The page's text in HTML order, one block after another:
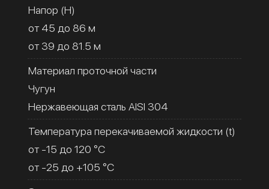
Напор (H)
от 45 до 86 м
от 39 до 81.5 м
Материал проточной части
Чугун
Нержавеющая сталь AISI 304
Температура перекачиваемой жидкости (t)
от -15 до 120 °C
от -25 до +105 °C